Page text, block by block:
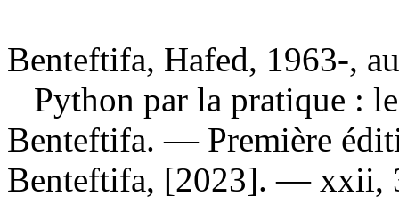
Benteftifa, Hafed, 1963-,
Python par la pratique :
Benteftifa. — Première
Benteftifa, [2023]. — xxii,